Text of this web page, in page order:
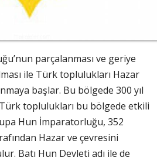
parçalanması ve geriye
ile Türk toplulukları Hazar
başlar. Bu bölgede 300 yıl
toplulukları bu bölgede etkili
Hun İmparatorluğu, 352
Hazar ve çevresini
Batı Hun Devleti adı ile de